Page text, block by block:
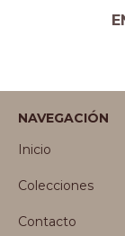
NAVEGACIÓN
Inicio
Colecciones
Contacto